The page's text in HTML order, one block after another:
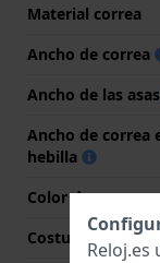
Material correa
Ancho de correa
Ancho de las asas
Ancho de correa
hebilla
Color de correa
Costura de color